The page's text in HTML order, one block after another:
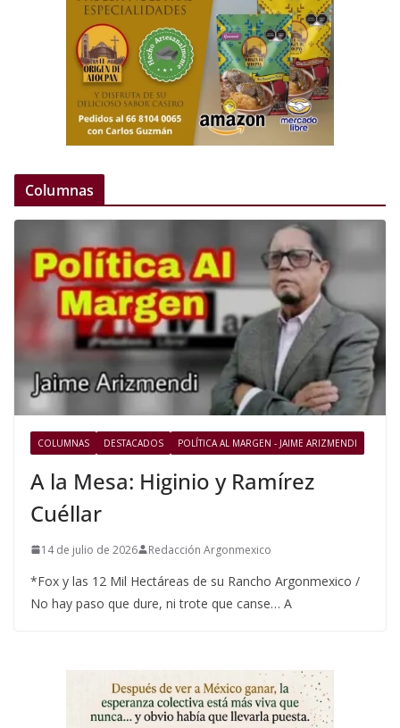
Columnas
COLUMNAS DESTACADOS POLÍTICA AL MARGEN - JAIME ARIZMENDI
A la Mesa: Higinio y Ramírez
Cuéllar
14 de julio de 2026 Redacción Argonmexico
*Fox y las 12 Mil Hectáreas de su Rancho Argonmexico /
No hay paso que dure, ni trote que canse… A